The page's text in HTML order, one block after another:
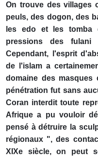
On trouve des villages
peuls, des dogon, des
les edo et les tomba
pressions des fulani
Cependant, l'esprit
de l'islam a
domaine des masques
pénétration fut sans
Coran interdit toute
Afrique a pu vouloir
pensé à détruire la
régionaux ", des
XIXe siècle, on peut